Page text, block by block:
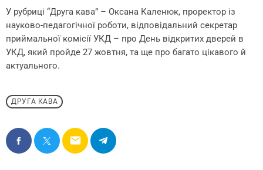
У рубриці “Друга кава” – Оксана Каленюк, проректор із
науково-педагогічної роботи, відповідальний секретар
приймальної комісії УКД – про День відкритих дверей в
УКД, який пройде 27 жовтня, та ще про багато цікавого й
актуального.
ДРУГА КАВА
email